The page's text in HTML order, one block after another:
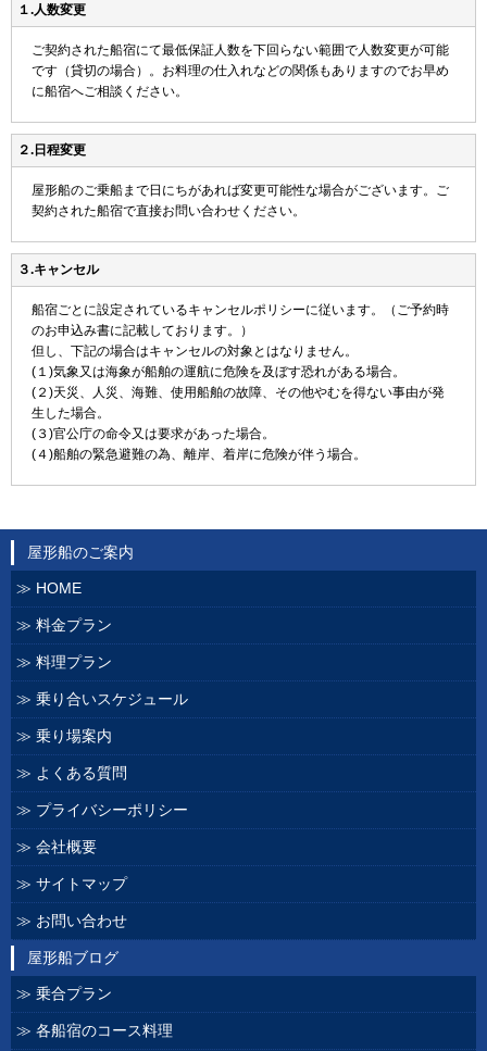
１.人数変更
ご契約された船宿にて最低保証人数を下回らない範囲で人数変更が可能
です（貸切の場合）。お料理の仕入れなどの関係もありますのでお早め
に船宿へご相談ください。
２.日程変更
屋形船のご乗船まで日にちがあれば変更可能性な場合がございます。ご
契約された船宿で直接お問い合わせください。
３.キャンセル
船宿ごとに設定されているキャンセルポリシーに従います。（ご予約時
のお申込み書に記載しております。）
但し、下記の場合はキャンセルの対象とはなりません。
(１)気象又は海象が船舶の運航に危険を及ぼす恐れがある場合。
(２)天災、人災、海難、使用船舶の故障、その他やむを得ない事由が発
生した場合。
(３)官公庁の命令又は要求があった場合。
(４)船舶の緊急避難の為、離岸、着岸に危険が伴う場合。
屋形船のご案内
HOME
料金プラン
料理プラン
乗り合いスケジュール
乗り場案内
よくある質問
プライバシーポリシー
会社概要
サイトマップ
お問い合わせ
屋形船ブログ
乗合プラン
各船宿のコース料理